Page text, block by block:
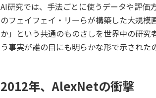
AI研究では、手法ごとに使うデータや評価
のフェイフェイ・リーらが構築した大規
か」という共通のものさしを世界中の研
う事実が誰の目にも明らかな形で示された
2012年、AlexNetの衝撃